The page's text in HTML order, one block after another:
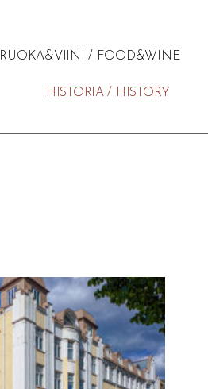
RUOKA&VIINI / FOOD&WINE
HISTORIA / HISTORY